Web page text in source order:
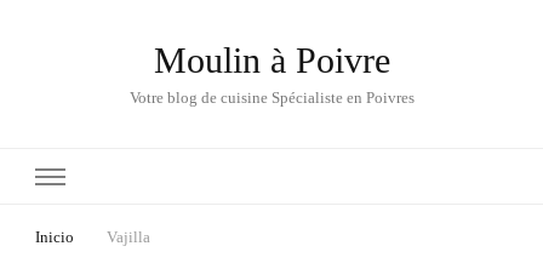
Moulin à Poivre
Votre blog de cuisine Spécialiste en Poivres
Inicio Vajilla